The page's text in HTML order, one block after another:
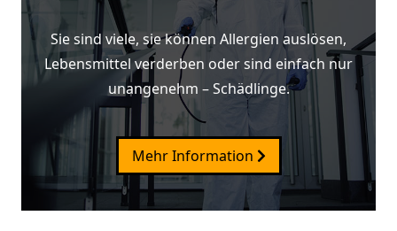
Sie sind viele, sie können Allergien auslösen,
Lebensmittel verderben oder sind einfach nur
unangenehm – Schädlinge.
Mehr Information